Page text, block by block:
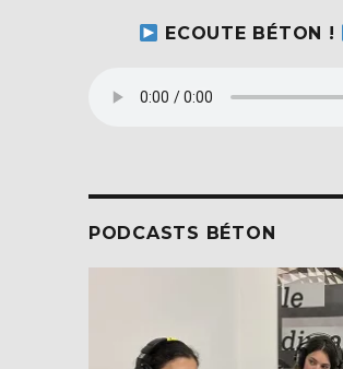
ECOUTE BÉTON !
PODCASTS BÉTON